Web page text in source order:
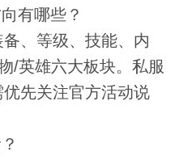
有哪些？
、等级、技能、内
/英雄六大板块。私服
先关注官方活动说